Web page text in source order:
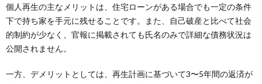
個人再生の主なメリットは、住宅ローンがある場合でも一定の条件
下で持ち家を手元に残せることです。また、自己破産と比べて社会
的制約が少なく、官報に掲載されても氏名のみで詳細な債務状況は
公開されません。
一方、デメリットとしては、再生計画に基づいて3〜5年間の返済が